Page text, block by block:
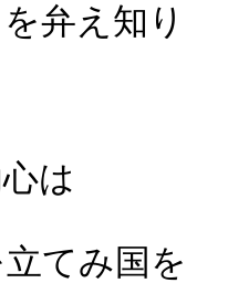
弁え知り
は
てみ国を